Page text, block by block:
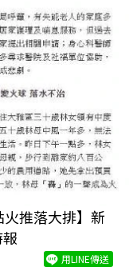
火推落大排】新
用LINE傳送